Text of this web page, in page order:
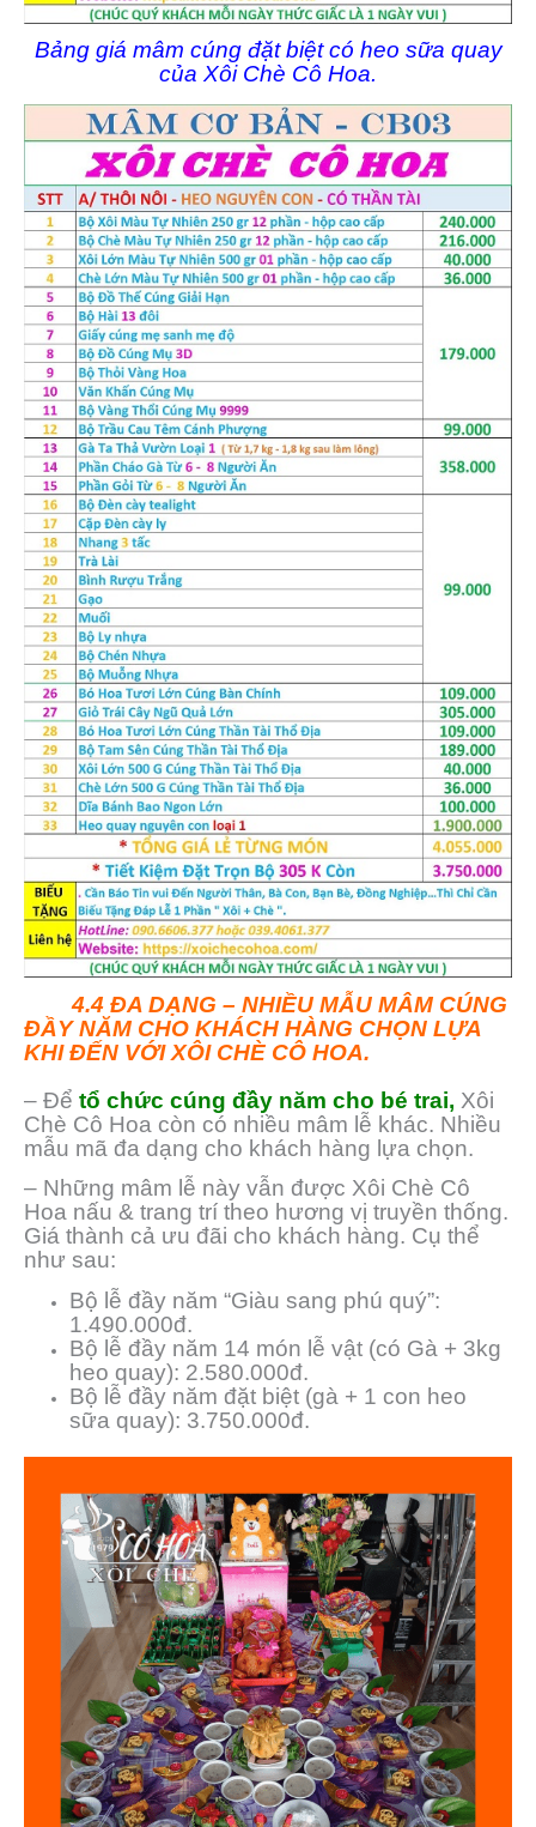
Bảng giá mâm cúng đặt biệt có heo sữa quay
của Xôi Chè Cô Hoa.
4.4 ĐA DẠNG – NHIỀU MẪU MÂM CÚNG
ĐẦY NĂM CHO KHÁCH HÀNG CHỌN LỰA
KHI ĐẾN VỚI XÔI CHÈ CÔ HOA.
– Để tổ chức cúng đầy năm cho bé trai, Xôi
Chè Cô Hoa còn có nhiều mâm lễ khác. Nhiều
mẫu mã đa dạng cho khách hàng lựa chọn.
– Những mâm lễ này vẫn được Xôi Chè Cô
Hoa nấu & trang trí theo hương vị truyền thống.
Giá thành cả ưu đãi cho khách hàng. Cụ thể
như sau:
Bộ lễ đầy năm “Giàu sang phú quý”:
1.490.000đ.
Bộ lễ đầy năm 14 món lễ vật (có Gà + 3kg
heo quay): 2.580.000đ.
Bộ lễ đầy năm đặt biệt (gà + 1 con heo
sữa quay): 3.750.000đ.